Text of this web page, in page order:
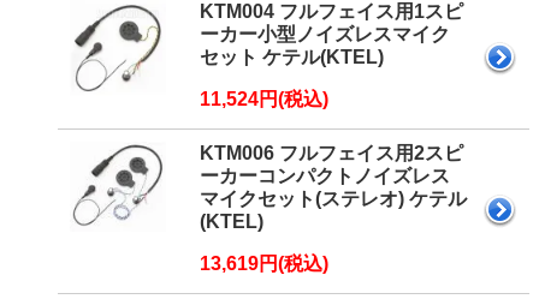
KTM004 フルフェイス用1スピ
ーカー小型ノイズレスマイク
セット ケテル(KTEL)
11,524円(税込)
KTM006 フルフェイス用2スピ
ーカーコンパクトノイズレス
マイクセット(ステレオ) ケテル
(KTEL)
13,619円(税込)